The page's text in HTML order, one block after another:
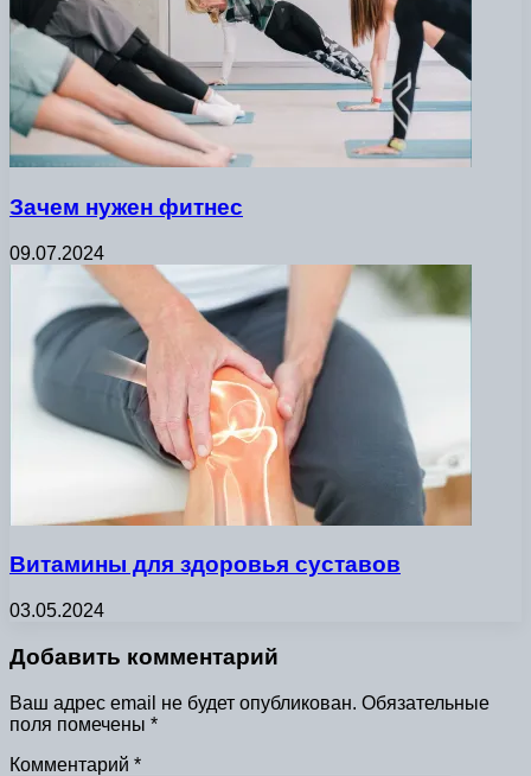
Зачем нужен фитнес
09.07.2024
Витамины для здоровья суставов
03.05.2024
Добавить комментарий
Ваш адрес email не будет опубликован. Обязательные
поля помечены *
Комментарий *